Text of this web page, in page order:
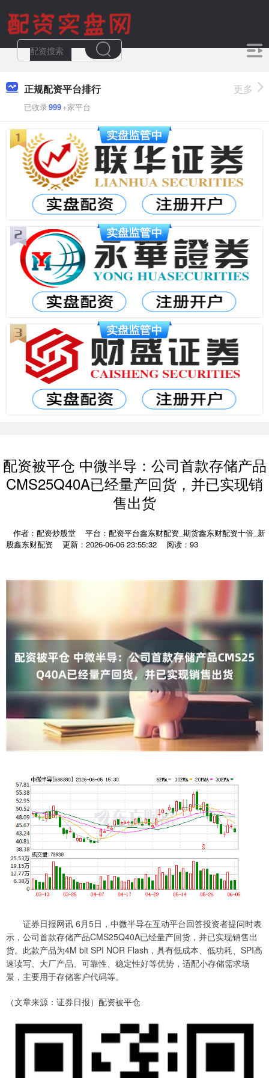
正规配资平台排行
已收录999+家平台
更多
配资被平仓 中微半导：公司首款存储产品
CMS25Q40A已经量产回货，并已实现销
售出货
作者：配资炒股堂
平台：配资平台鑫东财配资_期货鑫东财配资十倍_新
股鑫东财配资
更新：2026-06-06 23:55:32 阅读：93
证券日报网讯 6月5日，中微半导在互动平台回答投资者提问时表
示，公司首款存储产品CMS25Q40A已经量产回货，并已实现销售出
货。此款产品为4M bit SPI NOR Flash，具有低成本、低功耗、SPI高
速读写、大厂产品、可靠性、稳定性好等优势，适配小存储需求场
景，主要用于存储客户代码等。
（文章来源：证券日报）配资被平仓